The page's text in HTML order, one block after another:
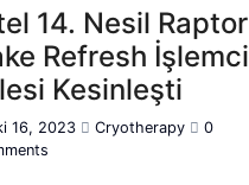
14. Nesil Raptor
Refresh İşlemci
Kesinleşti
16, 2023 Cryotherapy
0